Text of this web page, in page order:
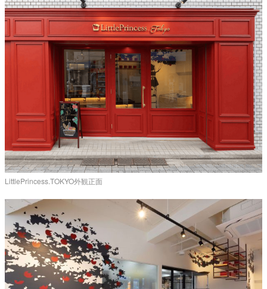
LittlePrincess.TOKYO外観正面